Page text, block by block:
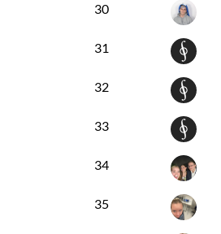
30
31
32
33
34
35